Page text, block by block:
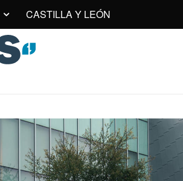
CASTILLA Y LEÓN